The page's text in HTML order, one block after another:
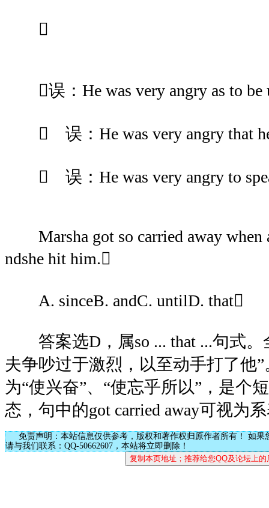

误：He was very angry as to be
 误：He was very angry that he
 误：He was very angry to
Marsha got so carried away when
ndshe hit him.
A. sinceB. andC. untilD. that
答案选D，属so ... that ...句式。
夫争吵过于激烈，以至动手打了他”
为“使兴奋”、“使忘乎所以”，是个
态，句中的got carried away可视为
免责声明：本站信息仅供参考，版权和著作权归原作者所有！ 如果
请与我们联系：QQ-50662607，本站将立即删除！